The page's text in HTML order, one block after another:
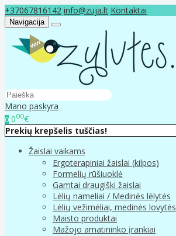
+37067816142 info@zuja.lt Kontaktai
Navigacija
Mano paskyra
0 000€
Prekių krepšelis tuščias!
Žaislai vaikams
Ergoterapiniai žaislai (kilpos)
Formelių rūšiuoklė
Gamtai draugiški žaislai
Lėlių nameliai / Medinės lėlytės
Lėlių vežimėliai, medinės lovytės
Maisto produktai
Mažojo amatininko įrankiai